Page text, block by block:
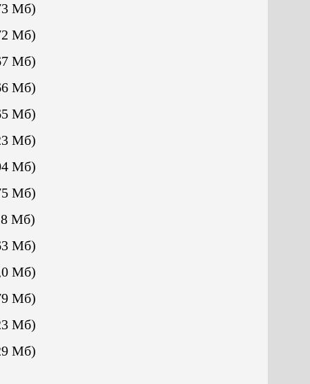
Mб)
Mб)
Mб)
Mб)
Mб)
Mб)
Mб)
Мб)
Мб)
Мб)
Мб)
Мб)
Мб)
Мб)